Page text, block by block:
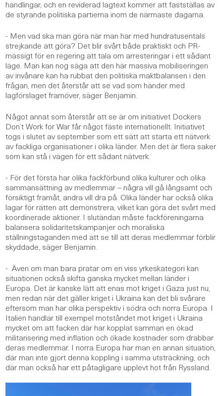
handlingar, och en reviderad lagtext kommer att fastställas av
de styrande politiska partierna inom de närmaste dagarna.
- Men vad ska man göra när man har med hundratusentals
strejkande att göra? Det blir svårt både praktiskt och PR-
mässigt för en regering att tala om arresteringar i ett sådant
läge. Man kan nog säga att den här massiva mobiliseringen
av invånare kan ha rubbat den politiska maktbalansen i den
frågan, men det återstår att se vad som händer med
lagförslaget framöver, säger Benjamin.
Något annat som återstår att se är om initiativet Dockers
Don’t Work for War får något fäste internationellt. Initiativet
togs i slutet av september som ett sätt att starta ett nätverk
av fackliga organisationer i olika länder. Men det är flera saker
som kan stå i vägen för ett sådant nätverk.
- För det första har olika fackförbund olika kulturer och olika
sammansättning av medlemmar – några vill gå långsamt och
försiktigt framåt, andra vill dra på. Olika länder har också olika
lagar för rätten att demonstrera, vilket kan göra det svårt med
koordinerade aktioner. I slutändan måste fackföreningarna
balansera solidaritetskampanjer och moraliska
ställningstaganden med att se till att deras medlemmar förblir
skyddade, säger Benjamin.
- Även om man bara pratar om en viss yrkeskategori kan
situationen också skifta ganska mycket mellan länder i
Europa. Det är kanske lätt att enas mot kriget i Gaza just nu,
men redan när det gäller kriget i Ukraina kan det bli svårare
eftersom man har olika perspektiv i södra och norra Europa. I
Italien handlar till exempel motståndet mot kriget i Ukraina
mycket om att facken där har kopplat samman en ökad
militarisering med inflation och ökade kostnader som drabbar
deras medlemmar. I norra Europa har man en annan situation,
där man inte gjort denna koppling i samma utsträckning, och
där man också har ett påtagligare upplevt hot från Ryssland.